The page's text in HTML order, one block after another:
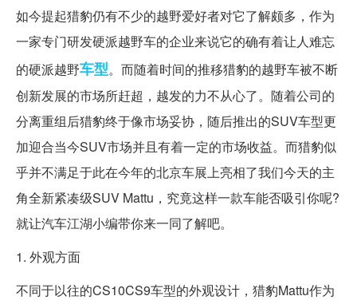
如今提起猎豹仍有不少的越野爱好者对它了解颇多，作为
一家专门研发硬派越野车的企业来说它的确有着让人难忘
的硬派越野车型。而随着时间的推移猎豹的越野车被不断
创新发展的市场所赶超，越发的力不从心了。随着公司的
分离重组后猎豹终于像市场妥协，随后推出的SUV车型更
加迎合当今SUV市场并且有着一定的市场收益。而猎豹似
乎并不满足于此在今年的北京车展上亮相了我们今天的主
角全新紧凑级SUV Mattu，究竟这样一款车能否吸引你呢?
就让汽车江湖小编带你来一同了解吧。
1. 外观方面
不同于以往的CS10CS9车型的外观设计，猎豹Mattu作为